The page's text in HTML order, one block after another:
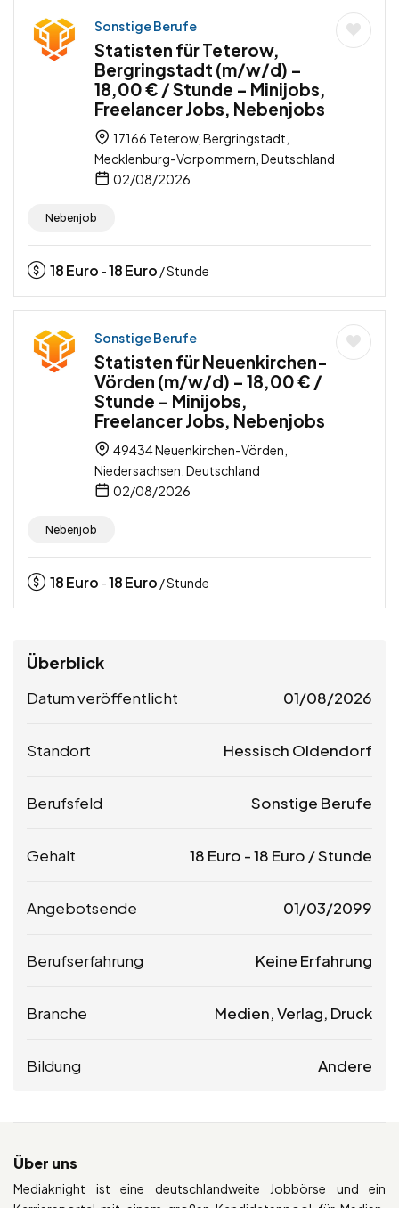
Sonstige Berufe
Statisten für Teterow,
Bergringstadt (m/w/d) –
18,00 € / Stunde – Minijobs,
Freelancer Jobs, Nebenjobs
17166 Teterow, Bergringstadt,
Mecklenburg-Vorpommern, Deutschland
02/08/2026
Nebenjob
18Euro -18Euro / Stunde
Sonstige Berufe
Statisten für Neuenkirchen-
Vörden (m/w/d) – 18,00 € /
Stunde – Minijobs,
Freelancer Jobs, Nebenjobs
49434 Neuenkirchen-Vörden,
Niedersachsen, Deutschland
02/08/2026
Nebenjob
18Euro -18Euro / Stunde
Überblick
Datum veröffentlicht 01/08/2026
Standort Hessisch Oldendorf
Berufsfeld Sonstige Berufe
Gehalt 18 Euro -18 Euro / Stunde
Angebotsende 01/03/2099
Berufserfahrung Keine Erfahrung
Branche Medien, Verlag, Druck
Bildung Andere
Über uns
Mediaknight ist eine deutschlandweite Jobbörse und ein